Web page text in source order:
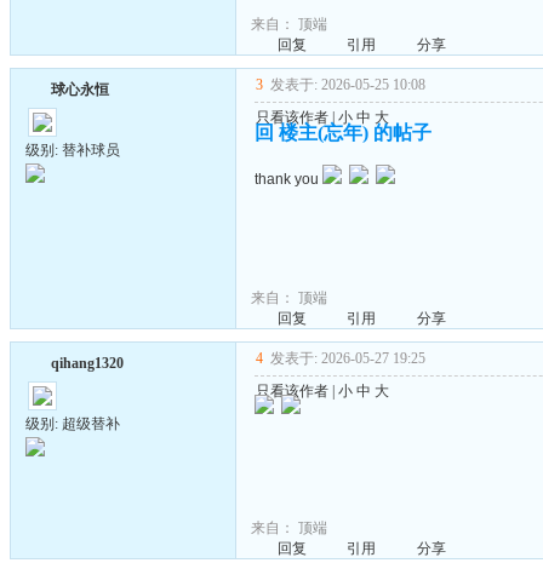
来自： 顶端
回复
引用 分享
球心永恒
级别: 替补球员
3 发表于: 2026-05-25 10:08
只看该作者| 小 中 大
回 楼主(忘年) 的帖子
thank you
来自： 顶端
回复
引用 分享
qihang1320
级别: 超级替补
4 发表于: 2026-05-27 19:25
只看该作者 小 中 大
来自： 顶端
回复
引用 分享